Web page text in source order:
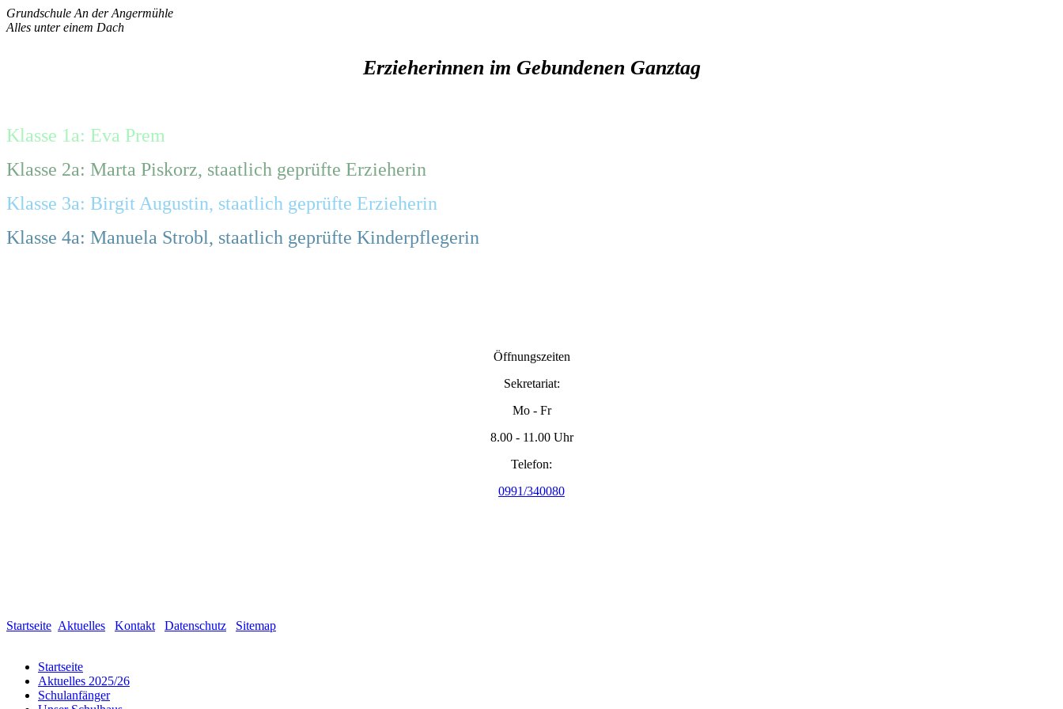
Grundschule An der Angermühle
Alles unter einem Dach
Erzieherinnen im Gebundenen Ganztag
Klasse 1a: Eva Prem
Klasse 2a: Marta Piskorz, staatlich geprüfte Erzieherin
Klasse 3a: Birgit Augustin, staatlich geprüfte Erzieherin
Klasse 4a: Manuela Strobl, staatlich geprüfte Kinderpflegerin
Öffnungszeiten
Sekretariat:
Mo - Fr
8.00 - 11.00 Uhr
Telefon:
0991/340080
Startseite Aktuelles Kontakt Datenschutz Sitemap
Startseite
Aktuelles 2025/26
Schulanfänger